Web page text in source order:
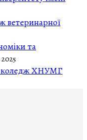
ветеринарної
та
коледж ХНУМГ